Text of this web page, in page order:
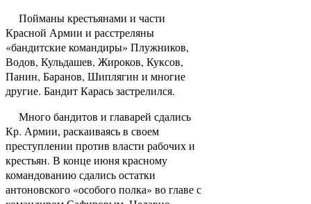
Пойманы крестьянами и части
Красной Ар­мии и расстреляны
«бандитские командиры» Плуж­ников,
Водов, Кульдашев, Жироков, Куксов,
Панин, Баранов, Шиплягин и многие
другие. Бандит Карась застрелился.
Много бандитов и главарей сдались
Кр. Армии, раскаиваясь в своем
преступлении против власти рабочих и
крестьян. В конце июня красному
командованию сдались остатки
антоновского «особого пол­ка» во главе с